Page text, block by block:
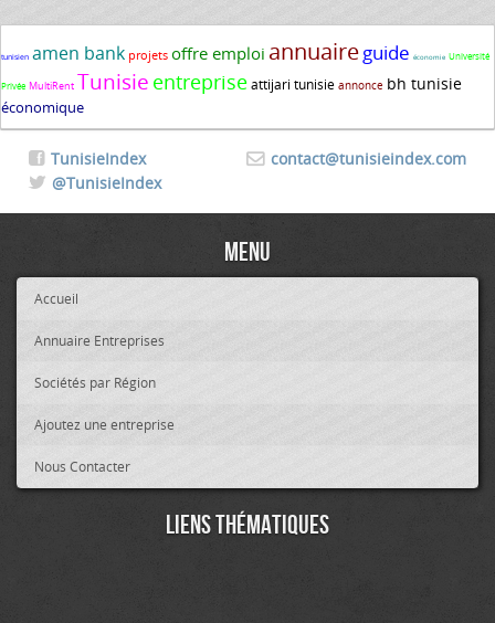
tunisien amen bank projets offre emploi annuaireguide économie Université
Privée MultiRent Tunisie entrepriseattijari tunisie annonce bh tunisie
économique
contact@tunisieindex.com
TunisieIndex
@TunisieIndex
Menu
Accueil
Annuaire Entreprises
Sociétés par Région
Ajoutez une entreprise
Nous Contacter
Liens thématiques